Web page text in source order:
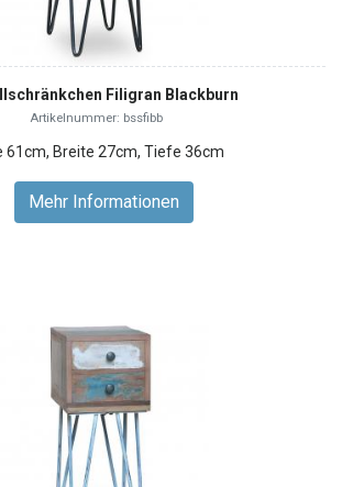
Filigran Blackburn
Artikelnummer: bssfibb
61cm, Breite 27cm, Tiefe 36cm
Mehr Informationen